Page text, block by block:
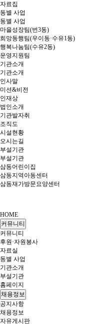
자료집
동별 사업
동별 사업
마을성장팀(번3동)
희망동행팀(우이동·수유1동)
행복나눔팀(수유2동)
운영지원팀
기관소개
기관소개
인사말
미션&비전
인재상
법인소개
기관발자취
조직도
시설현황
오시는길
부설기관
부설기관
삼동어린이집
삼동지역아동센터
삼동재가방문요양센터
HOME
커뮤니티
커뮤니티
후원·자원봉사
자료실
동별 사업
기관소개
부설기관
홈페이지
채용정보
공지사항
채용정보
자유게시판